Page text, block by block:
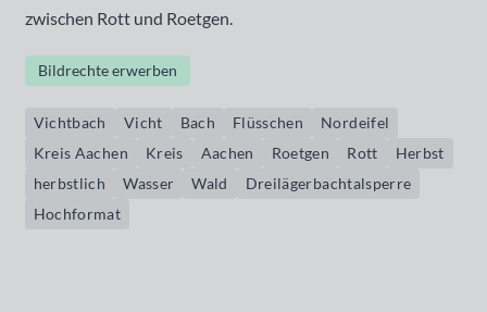
zwischen Rott und Roetgen.
Bildrechte erwerben
Vichtbach Vicht Bach Flüsschen
Nordeifel
Kreis Aachen
Kreis Aachen Roetgen Rott
Herbst
herbstlich
Wasser Wald
Dreilägerbachtalsperre
Hochformat